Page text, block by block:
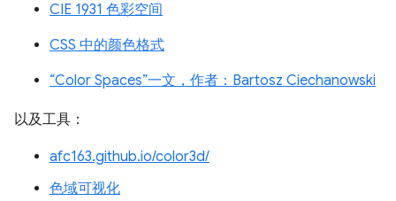
CIE 1931 色彩空间
CSS 中的颜色格式
“Color Spaces”一文，作者：Bartosz Ciechanowski
以及工具：
afc163.github.io/color3d/
色域可视化